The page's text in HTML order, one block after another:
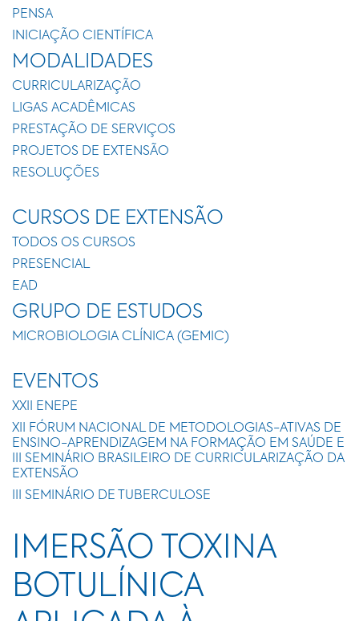
PENSA
INICIAÇÃO CIENTÍFICA
MODALIDADES
CURRICULARIZAÇÃO
LIGAS ACADÊMICAS
PRESTAÇÃO DE SERVIÇOS
PROJETOS DE EXTENSÃO
RESOLUÇÕES
CURSOS DE EXTENSÃO
TODOS OS CURSOS
PRESENCIAL
EAD
GRUPO DE ESTUDOS
MICROBIOLOGIA CLÍNICA (GEMIC)
EVENTOS
XXII ENEPE
XII FÓRUM NACIONAL DE METODOLOGIAS-ATIVAS DE
ENSINO-APRENDIZAGEM NA FORMAÇÃO EM SAÚDE E
III SEMINÁRIO BRASILEIRO DE CURRICULARIZAÇÃO DA
EXTENSÃO
III SEMINÁRIO DE TUBERCULOSE
IMERSÃO TOXINA
BOTULÍNICA